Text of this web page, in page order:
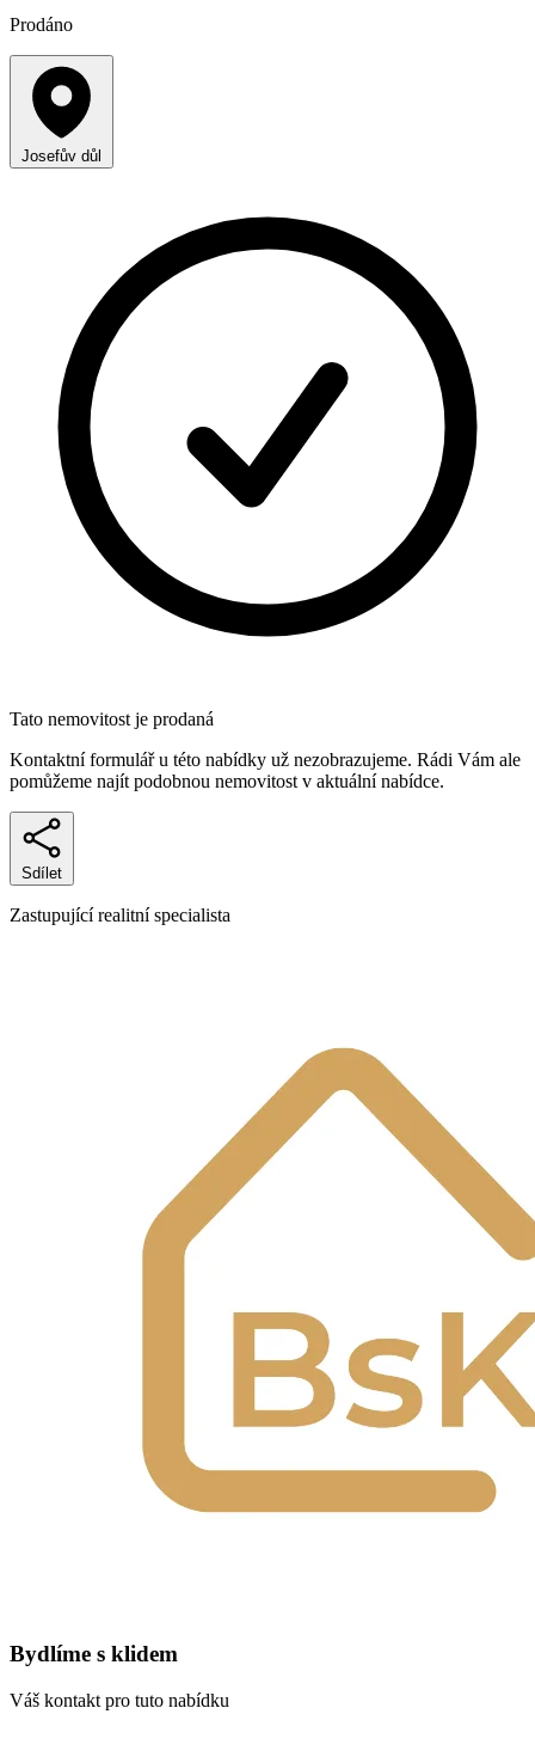
Prodáno
Josefův důl
Tato nemovitost je prodaná
Kontaktní formulář u této nabídky už nezobrazujeme. Rádi Vám ale
pomůžeme najít podobnou nemovitost v aktuální nabídce.
Sdílet
Zastupující realitní specialista
Bydlíme s klidem
Váš kontakt pro tuto nabídku